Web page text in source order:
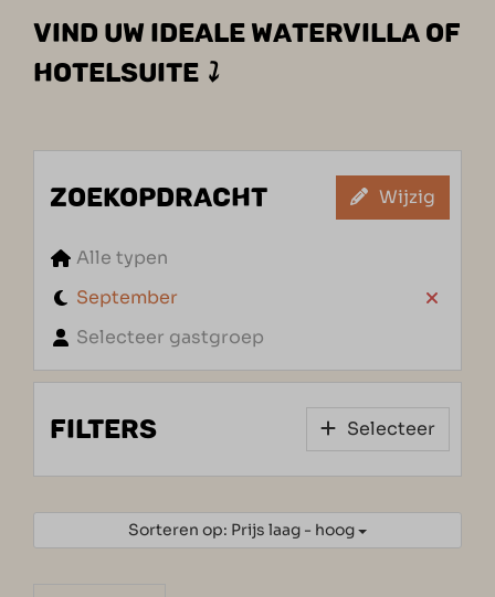
VIND UW IDEALE WATERVILLA OF
HOTELSUITE ⤵
ZOEKOPDRACHT Wijzig
Alle typen
September
Selecteer gastgroep
FILTERS Selecteer
Sorteren op: Prijs laag - hoog